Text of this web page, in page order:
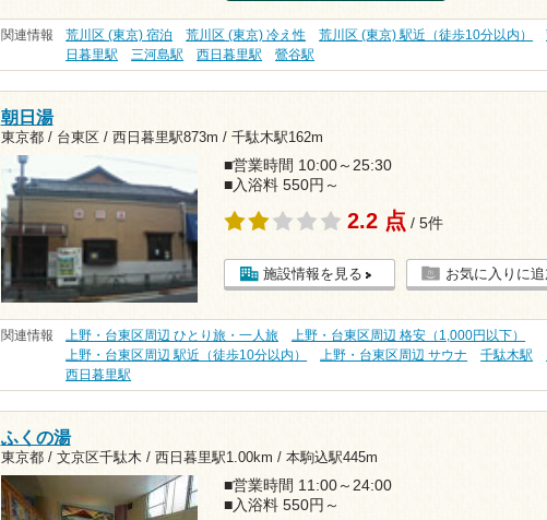
関連情報 荒川区 (東京) 宿泊 荒川区 (東京) 冷え性 荒川区 (東京) 駅近（徒歩10分以内）
日暮里駅
三河島駅 西日暮里駅 鶯谷駅
朝日湯
東京都 / 台東区 / 西日暮里駅873m / 千駄木駅162m
■営業時間 10:00～25:30
■入浴料 550円～
2.2 点 / 5件
施設情報を見る お気に入りに追
関連情報 上野・台東区周辺 ひとり旅・一人旅
上野・台東区周辺 格安（1,000円以下）
上野・台東区周辺 駅近（徒歩10分以内）
上野・台東区周辺 サウナ 千駄木駅
西日暮里駅
ふくの湯
東京都 / 文京区千駄木 / 西日暮里駅1.00km / 本駒込駅445m
■営業時間 11:00～24:00
■入浴料 550円～